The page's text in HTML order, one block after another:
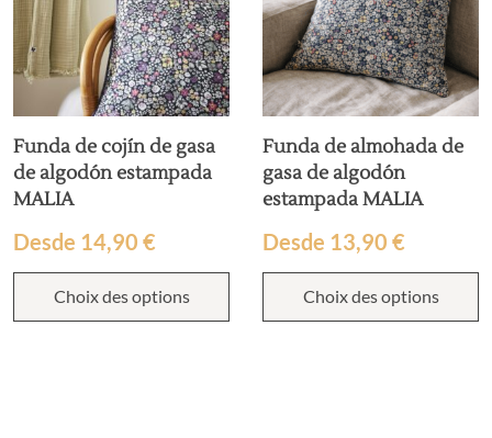
Funda de cojín de gasa
de algodón estampada
MALIA
Desde 14,90 €
Choix des options
Funda de almohada de
gasa de algodón
estampada MALIA
Desde 13,90 €
Choix des options